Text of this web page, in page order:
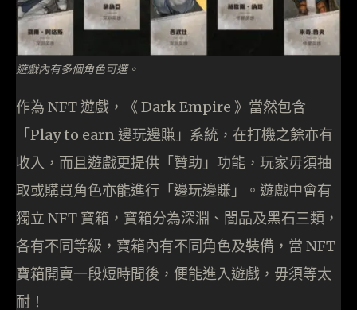
遊戲內有多個角色可選。
作為 NFT 遊戲，《 Dark Empire 》當然包含
「Play to earn 邊玩邊賺」系統，在打機之餘亦有
收入，而且遊戲更提供「贊助」功能，玩家毋須抽
取或購買角色亦能進行「邊玩邊賺」。遊戲中會有
獨立 NFT 寶箱，寶箱分為深淵、闇品及黑石三類，
各有不同等級，寶箱內有不同角色及裝備，當 NFT
寶箱開賣一段短時間後，便能進入遊戲，毋須等太
耐！